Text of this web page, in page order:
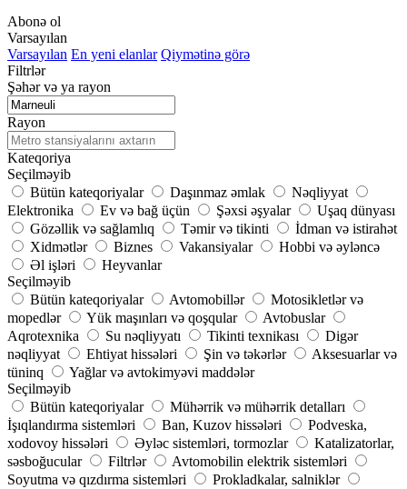
Abonə ol
Varsayılan
Varsayılan En yeni elanlar Qiymətinə görə
Filtrlər
Şəhər və ya rayon
Rayon
Kateqoriya
Seçilməyib
Bütün kateqoriyalar
Daşınmaz əmlak
Nəqliyyat
Elektronika
Ev və bağ üçün Şəxsi əşyalar
Uşaq dünyası
Gözəllik və sağlamlıq
Təmir və tikinti
İdman və istirahət
Xidmətlər
Biznes Vakansiyalar
Hobbi və əyləncə
Əl işləri
Heyvanlar
Seçilməyib
Bütün kateqoriyalar
Avtomobillər
Motosikletlər və
mopedlər
Yük maşınları və qoşqular
Avtobuslar
Aqrotexnika
Su nəqliyyatı Tikinti texnikası
Digər
nəqliyyat
Ehtiyat hissələri Şin və təkərlər
Aksesuarlar və
tüninq
Yağlar və avtokimyəvi maddələr
Seçilməyib
Bütün kateqoriyalar
Mühərrik və mühərrik detalları
İşıqlandırma sistemləri
Ban, Kuzov hissələri
Podveska,
xodovoy hissələri
Əyləc sistemləri, tormozlar
Katalizatorlar,
səsboğucular
Filtrlər
Avtomobilin elektrik sistemləri
Soyutma və qızdırma sistemləri
Prokladkalar, salniklər